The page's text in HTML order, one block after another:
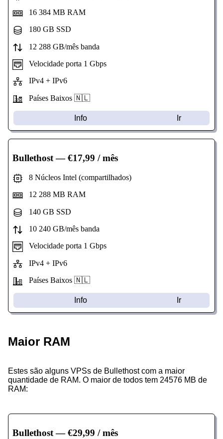
16 384 MB RAM
180 GB SSD
12 288 GB/mês banda
Velocidade porta 1 Gbps
IPv4 + IPv6
Países Baixos 🇳🇱
Info Ir
Bullethost— €17,99 / mês
8 Núcleos Intel (compartilhados)
12 288 MB RAM
140 GB SSD
10 240 GB/mês banda
Velocidade porta 1 Gbps
IPv4 + IPv6
Países Baixos 🇳🇱
Info Ir
Maior RAM
Estes são alguns VPSs de Bullethost com a maior
quantidade de RAM. O maior de todos tem 24576 MB de
RAM:
Bullethost— €29,99 / mês